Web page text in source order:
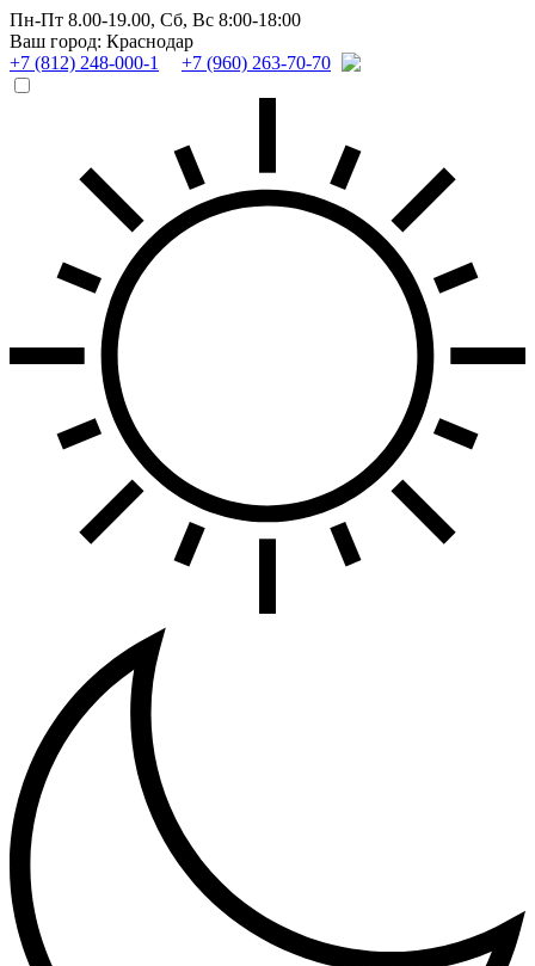
Пн-Пт 8.00-19.00, Сб, Вс 8:00-18:00
Ваш город: Краснодар
+7 (812) 248-000-1
+7 (960) 263-70-70